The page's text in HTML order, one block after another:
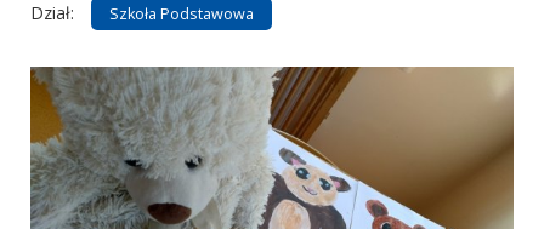
Dział: Szkoła Podstawowa